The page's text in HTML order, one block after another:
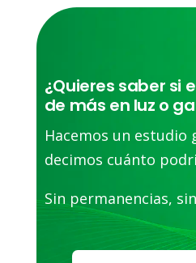
¿Quieres saber si
de más en luz o
Hacemos un
decimos cuánto
Sin permanencias,